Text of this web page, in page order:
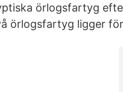
örlogsfartyg
örlogsfartyg ligger